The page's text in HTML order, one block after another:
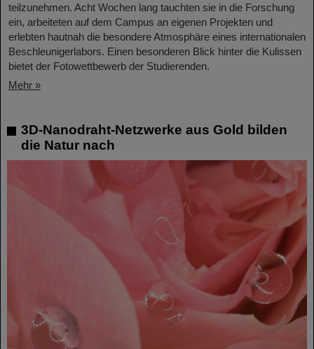
teilzunehmen. Acht Wochen lang tauchten sie in die Forschung
ein, arbeiteten auf dem Campus an eigenen Projekten und
erlebten hautnah die besondere Atmosphäre eines internationalen
Beschleunigerlabors. Einen besonderen Blick hinter die Kulissen
bietet der Fotowettbewerb der Studierenden.
Mehr »
3D-Nanodraht-Netzwerke aus Gold bilden
die Natur nach